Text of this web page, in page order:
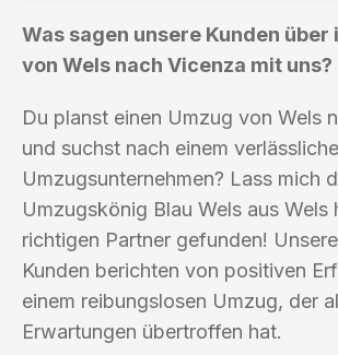
Was sagen unsere Kunden über
von Wels nach Vicenza mit uns?
Du planst einen Umzug von Wels
und suchst nach einem
Umzugsunternehmen? Lass mich
Umzugskönig Blau Wels aus Wels
richtigen Partner gefunden!
Kunden berichten von positiven
einem reibungslosen Umzug, der
Erwartungen übertroffen hat.